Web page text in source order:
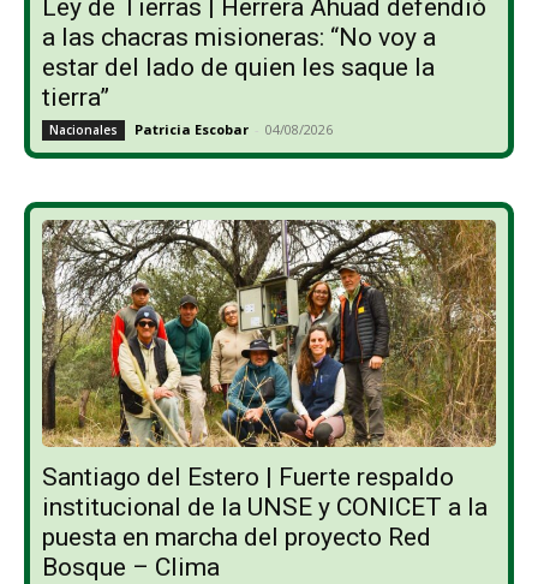
Ley de Tierras | Herrera Ahuad defendió
a las chacras misioneras: “No voy a
estar del lado de quien les saque la
tierra”
Nacionales Patricia Escobar - 04/08/2026
Santiago del Estero | Fuerte respaldo
institucional de la UNSE y CONICET a la
puesta en marcha del proyecto Red
Bosque – Clima